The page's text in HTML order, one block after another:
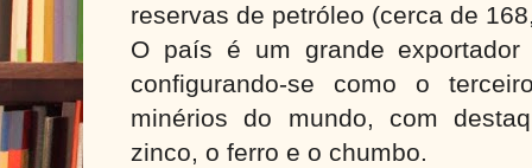
reservas de petróleo (cerca de
O país é um grande
configurando-se como o
minérios do mundo, com
zinco, o ferro e o chumbo.